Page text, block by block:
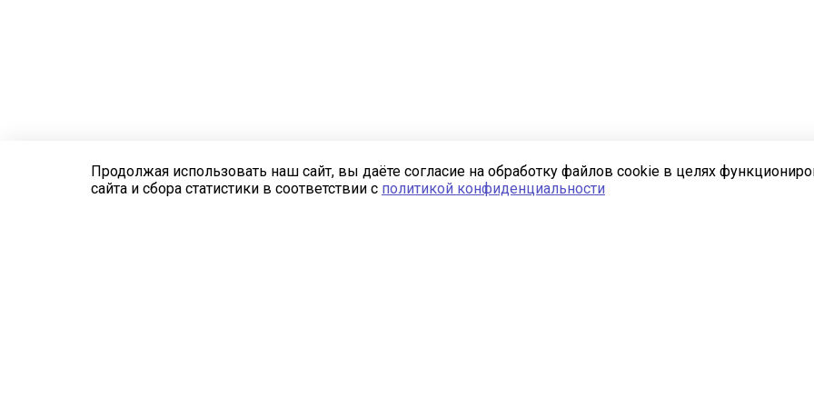
Продолжая использовать наш сайт, вы даёте согласие на обработку файлов cookie в целях
сайта и сбора статистики в соответствии с политикой конфиденциальности